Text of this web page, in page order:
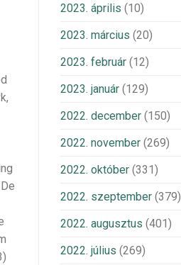
2023. április (10)
2023. március (20)
2023. február(12)
2023. január(129)
2022. december(150)
2022. november(269)
2022. október(331)
2022. szeptember(379)
2022. augusztus (401)
2022. július (269)